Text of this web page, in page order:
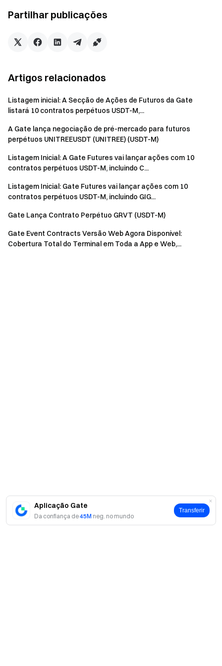
Aplicação Gate
Da confiança de45M neg. no mundo
Transferir
Visite o site oficial da Gate
Siga-nos no X (Twitter)
para mais bónus
Interaja com a nossa comunidade global
Transparência e Segurança
Partilhar publicações
Artigos relacionados
Listagem inicial: A Secção de Ações de Futuros da Gate
listará 10 contratos perpétuos USDT-M,...
A Gate lança negociação de pré-mercado para futuros
perpétuos UNITREEUSDT (UNITREE) (USDT-M)
Listagem Inicial: A Gate Futures vai lançar ações com 10
contratos perpétuos USDT-M, incluindo C...
Listagem Inicial: Gate Futures vai lançar ações com 10
contratos perpétuos USDT-M, incluindo GIG...
Gate Lança Contrato Perpétuo GRVT (USDT-M)
Gate Event Contracts Versão Web Agora Disponível:
Cobertura Total do Terminal em Toda a App e Web,...